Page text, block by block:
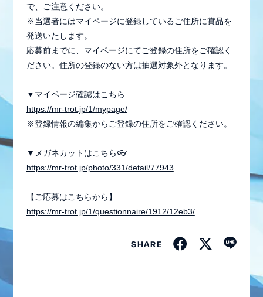
STAFF REPORT
MEMBER BLOG
MOVIE
RADIO
GALLERY
で、ご注意ください。
※当選者にはマイページに登録しているご住所に賞品を
発送いたします。
応募前までに、マイページにてご登録の住所をご確認く
ださい。住所の登録のない方は抽選対象外となります。
▼マイページ確認はこちら
https://mr-trot.jp/1/mypage/
※登録情報の編集からご登録の住所をご確認ください。
▼メガネカットはこちら👓
https://mr-trot.jp/photo/331/detail/77943
【ご応募はこちらから】
https://mr-trot.jp/1/questionnaire/1912/12eb3/
SHARE